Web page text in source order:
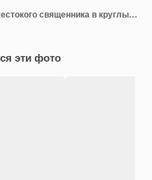
Средний крупный портрет жестокого священника в круглых очках, глядящего в камеру
эти фото